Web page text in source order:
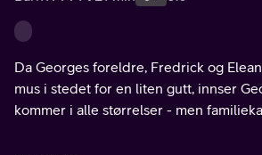
Da Georges foreldre, Fredrick og
mus i stedet for en liten gutt, innser
kommer i alle størrelser - men